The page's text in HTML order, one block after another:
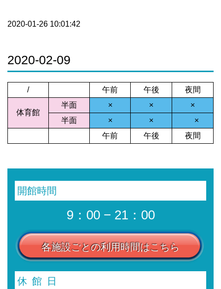
2020-01-26 10:01:42
2020-02-09
/ 午前 午後 夜間
体育館
半面 × ×
×
半面
× ×
×
午前
午後 夜間
開館時間
9：00 − 21：00
各施設ごとの利用時間はこちら
休館日